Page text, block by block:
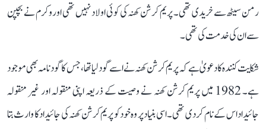
رمن سیٹھ سے خریدی تھی۔ پریم کرشن کھنہ کی کوئی اولاد نہیں تھی اور وکرم نے بچپن
سے ان کی خدمت کی تھی۔
شکایت کنندہ کا دعویٰ ہے کہ پریم کرشن کھنہ نے اسے گود لیا تھا، جس کا گود نامہ بھی موجود
ہے۔ 1982 میں پریم کرشن کھنہ نے وصیت کے ذریعہ اپنی منقولہ اور غیر منقولہ
جائیداد اس کے نام کر دی تھی۔ اسی بنیاد پر وہ خود کو پریم کرشن کھنہ کی جائیداد کا وارث بتا